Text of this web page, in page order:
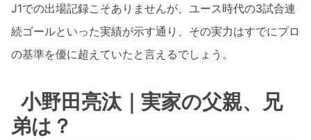
J1での出場記録こそありませんが、ユース時代の3試合連
続ゴールといった実績が示す通り、その実力はすでにプロ
の基準を優に超えていたと言えるでしょう。
小野田亮汰｜実家の父親、兄
弟は？